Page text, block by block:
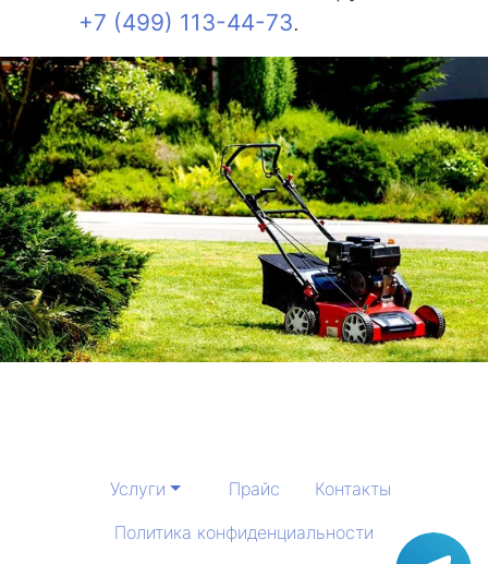
+7 (499) 113-44-73.
Услуги Прайс
Контакты
Политика конфиденциальности